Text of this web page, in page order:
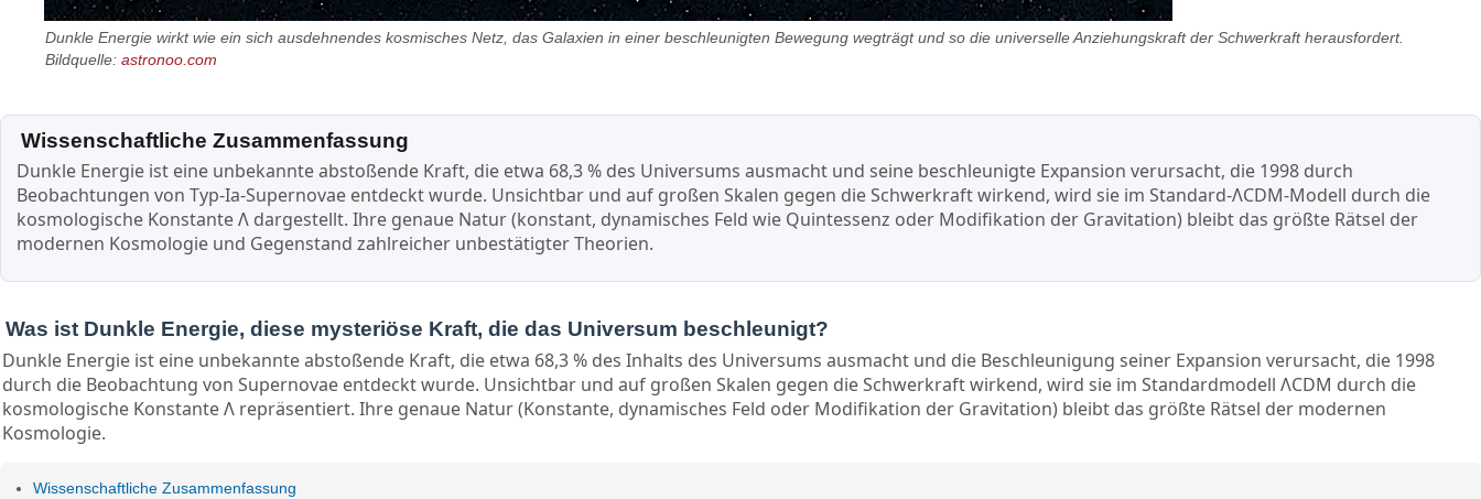
Dunkle Energie wirkt wie ein sich ausdehnendes kosmisches Netz, das Galaxien in einer beschleunigten Bewegung wegträgt und so die universelle Anziehungskraft der Schwerkraft herausfordert.
Bildquelle:astronoo.com
Wissenschaftliche Zusammenfassung
Dunkle Energie ist eine unbekannte abstoßende Kraft, die etwa 68,3 % des Universums ausmacht und seine beschleunigte Expansion verursacht, die 1998 durch
Beobachtungen von Typ-Ia-Supernovae entdeckt wurde. Unsichtbar und auf großen Skalen gegen die Schwerkraft wirkend, wird sie im Standard-ΛCDM-Modell durch die
kosmologische Konstante Λ dargestellt. Ihre genaue Natur (konstant, dynamisches Feld wie Quintessenz oder Modifikation der Gravitation) bleibt das größte Rätsel der
modernen Kosmologie und Gegenstand zahlreicher unbestätigter Theorien.
Was ist Dunkle Energie, diese mysteriöse Kraft, die das Universum beschleunigt?
Dunkle Energie ist eine unbekannte abstoßende Kraft, die etwa 68,3 % des Inhalts des Universums ausmacht und die Beschleunigung seiner Expansion verursacht, die 1998
durch die Beobachtung von Supernovae entdeckt wurde. Unsichtbar und auf großen Skalen gegen die Schwerkraft wirkend, wird sie im Standardmodell ΛCDM durch die
kosmologische Konstante Λ repräsentiert. Ihre genaue Natur (Konstante, dynamisches Feld oder Modifikation der Gravitation) bleibt das größte Rätsel der modernen
Kosmologie.
Wissenschaftliche Zusammenfassung